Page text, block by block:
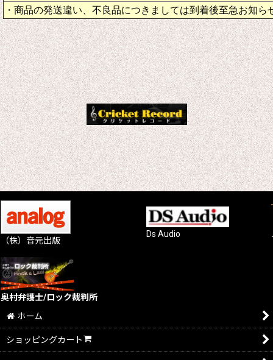
・商品の発送違い、不良品につきましては到着後至急お知ら
（株）音元出版
Ds Audio
奥村弁護士/ロック裁判所
ホーム
ショッピングカート